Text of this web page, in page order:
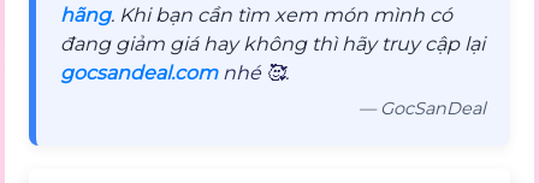
hãng. Khi bạn cần tìm xem món mình có
đang giảm giá hay không thì hãy truy cập lại
gocsandeal.comnhé 🥰.
— GocSanDeal